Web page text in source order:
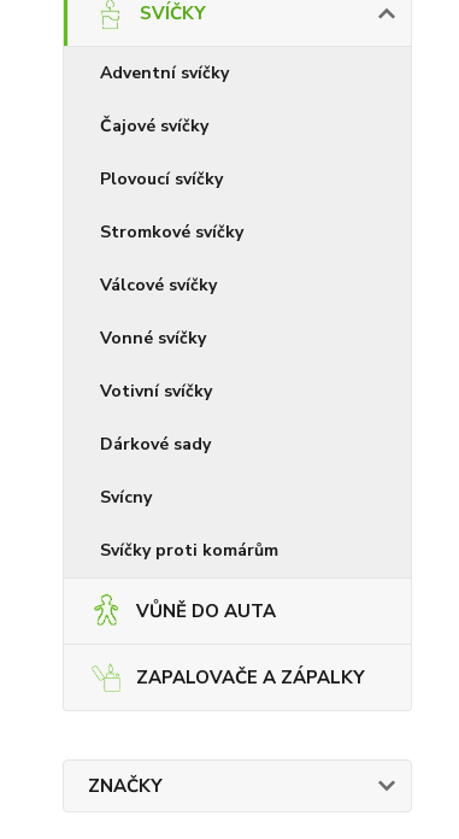
SVÍČKY
Adventní svíčky
Čajové svíčky
Plovoucí svíčky
Stromkové svíčky
Válcové svíčky
Vonné svíčky
Votivní svíčky
Dárkové sady
Svícny
Svíčky proti komárům
VŮNĚ DO AUTA
ZAPALOVAČE A ZÁPALKY
ZNAČKY